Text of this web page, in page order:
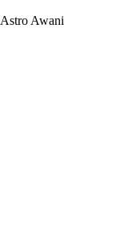
Astro Awani